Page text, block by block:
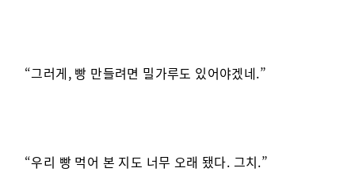
“그러게, 빵 만들려면 밀가루도 있어야겠네.”
“우리 빵 먹어 본 지도 너무 오래 됐다. 그치.”